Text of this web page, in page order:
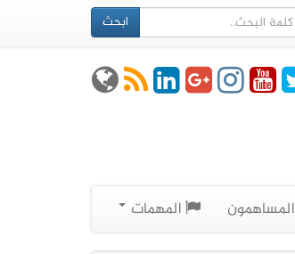
ابحث
المساهمون المهمات